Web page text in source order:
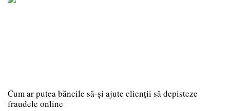
Cum ar putea băncile să-și ajute clienții să depisteze
fraudele online